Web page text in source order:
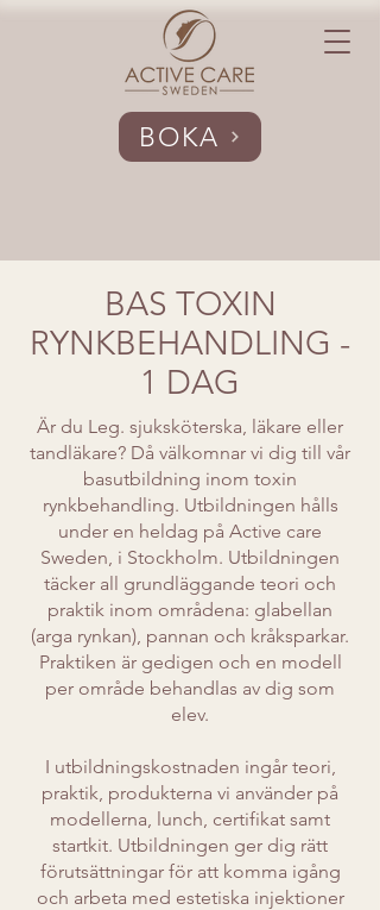
BOKA
BAS TOXIN
RYNKBEHANDLING -
1 DAG
Är du Leg. sjuksköterska, läkare eller
tandläkare? Då välkomnar vi dig till vår
basutbildning inom toxin
rynkbehandling. Utbildningen hålls
under en heldag på Active care
Sweden, i Stockholm. Utbildningen
täcker all grundläggande teori och
praktik inom områdena: glabellan
(arga rynkan), pannan och kråksparkar.
Praktiken är gedigen och en modell
per område behandlas av dig som
elev.
I utbildningskostnaden ingår teori,
praktik, produkterna vi använder på
modellerna, lunch, certifikat samt
startkit. Utbildningen ger dig rätt
förutsättningar för att komma igång
och arbeta med estetiska injektioner